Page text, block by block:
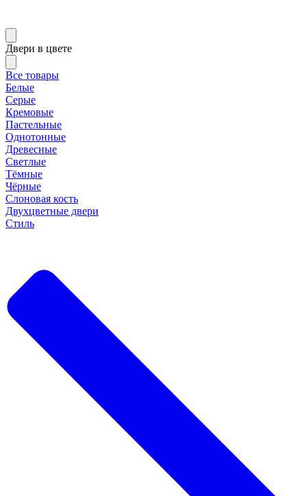
Двери в цвете
Все товары
Белые
Серые
Кремовые
Пастельные
Однотонные
Древесные
Светлые
Тёмные
Чёрные
Слоновая кость
Двухцветные двери
Стиль